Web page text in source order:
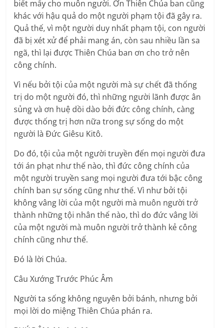
biết mấy cho muôn người. Ơn Thiên Chúa ban cũng
khác với hậu quả do một người phạm tội đã gây ra.
Quả thế, vì một người duy nhất phạm tội, con người
đã bị xét xử để phải mang án, còn sau nhiều lần sa
ngã, thì lại được Thiên Chúa ban ơn cho trở nên
công chính.
Vì nếu bởi tội của một người mà sự chết đã thống
trị do một người đó, thì những người lãnh được ân
sủng và ơn huệ dồi dào bởi đức công chính, càng
được thống trị hơn nữa trong sự sống do một
người là Ðức Giêsu Kitô.
Do đó, tội của một người truyền đến mọi người đưa
tới án phạt như thế nào, thì đức công chính của
một người truyền sang mọi người đưa tới bậc công
chính ban sự sống cũng như thế. Vì như bởi tội
không vâng lời của một người mà muôn người trở
thành những tội nhân thế nào, thì do đức vâng lời
của một người mà muôn người trở thành kẻ công
chính cũng như thế.
Ðó là lời Chúa.
Câu Xướng Trước Phúc Âm
Người ta sống không nguyên bởi bánh, nhưng bởi
mọi lời do miệng Thiên Chúa phán ra.